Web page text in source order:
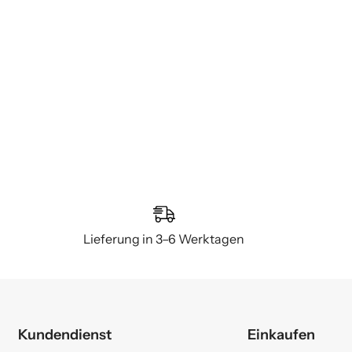
Lieferung in 3–6 Werktagen
Kundendienst Einkaufen